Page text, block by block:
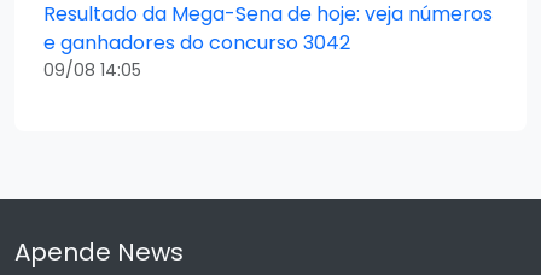
Resultado da Mega-Sena de hoje: veja números
e ganhadores do concurso 3042
09/08 14:05
Apende News